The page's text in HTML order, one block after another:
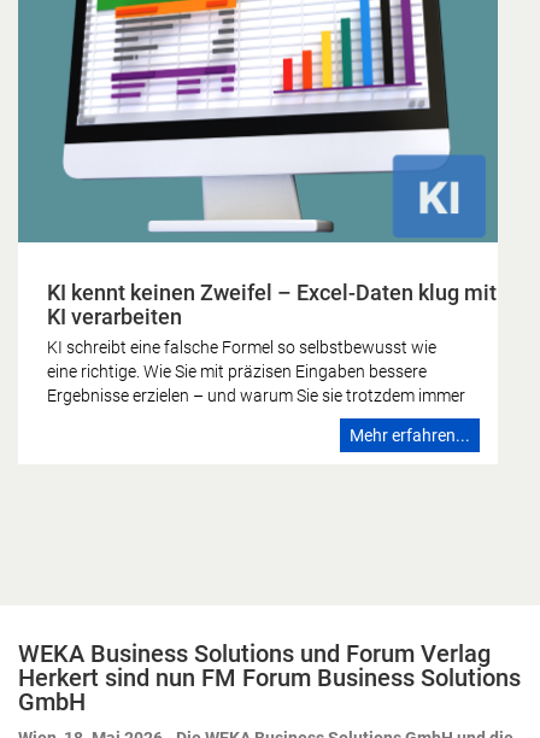
KI kennt keinen Zweifel – Excel-Daten klug mit
KI verarbeiten
KI schreibt eine falsche Formel so selbstbewusst wie
eine richtige. Wie Sie mit präzisen Eingaben bessere
Ergebnisse erzielen – und warum Sie sie trotzdem immer
gegenprüfen sollten. Die KI kennt keinen Zweifel Wer
schon einmal eine Formel falsch gebaut hat, kennt das
Modell nicht hat, muss der Mensch beisteuern – und
zwar an zwei Stellen: einmal zu Beginn, durch präzise
Eingaben, und anschließend beim Ergebnis, durch
konsequente Kontrolle. Zwei Tore, durch die jedes KI-
Mehr erfahren...
WEKA Business Solutions und Forum Verlag
Herkert sind nun FM Forum Business Solutions
GmbH